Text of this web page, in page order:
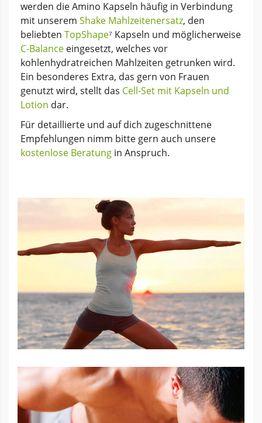
werden die Amino Kapseln häufig in Verbindung
mit unserem Shake Mahlzeitenersatz, den
beliebten TopShape⁷ Kapseln und möglicherweise
C-Balance eingesetzt, welches vor
kohlenhydratreichen Mahlzeiten getrunken wird.
Ein besonderes Extra, das gern von Frauen
genutzt wird, stellt das Cell-Set mit Kapseln und
Lotion dar.
Für detaillierte und auf dich zugeschnittene
Empfehlungen nimm bitte gern auch unsere
kostenlose Beratung in Anspruch.